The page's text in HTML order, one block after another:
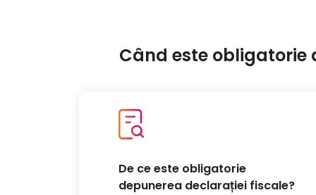
Când este obligatorie
De ce este obligatorie
depunerea declarației fiscale?